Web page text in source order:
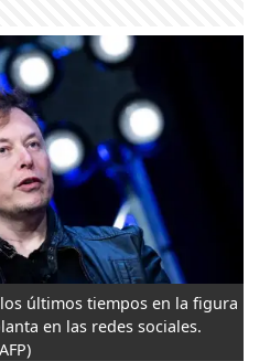
últimos tiempos en la figura
en las redes sociales.